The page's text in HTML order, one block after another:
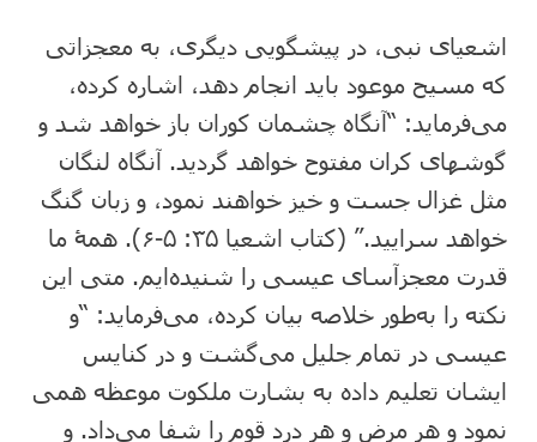
اشعیای نبی، در پیشگویی دیگری، به معجزاتی
که مسیح موعود باید انجام دهد، اشاره کرده،
می‌فرماید: “آنگاه چشمان کوران باز خواهد شد و
گوشهای کران مفتوح خواهد گردید. آنگاه لنگان
مثل غزال جست و خیز خواهند نمود، و زبان گنگ
خواهد سرایید.” (کتاب اشعیا ۳۵: ‏۵-‏۶). همۀ ما
قدرت معجزآسای عیسی را شنیده‌ایم. متی این
نکته را به‌طور خلاصه بیان کرده، می‌فرماید: “و
عیسی در تمام جلیل می‌گشت و در کنایس
ایشان تعلیم داده به بشارت ملکوت موعظه همی
نمود و هر مرض و هر درد قوم را شفا می‌داد. و